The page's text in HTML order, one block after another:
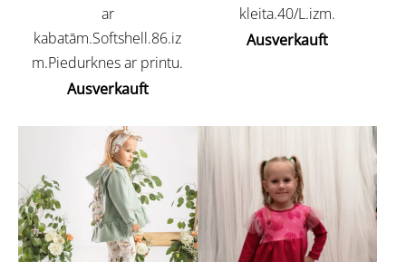
ar
kabatām.Softshell.86.iz
m.Piedurknes ar printu.
Ausverkauft
kleita.40/L.izm.
Ausverkauft